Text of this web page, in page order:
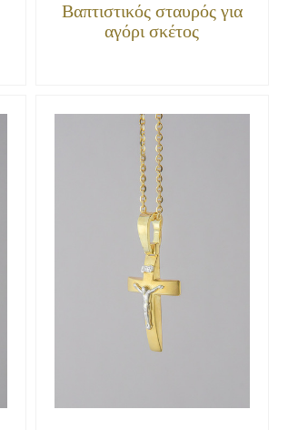
Βαπτιστικός σταυρός για
αγόρι σκέτος